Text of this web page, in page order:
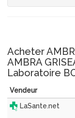
Acheter
AMBRA
Laboratoire
Vendeur
LaSante.net